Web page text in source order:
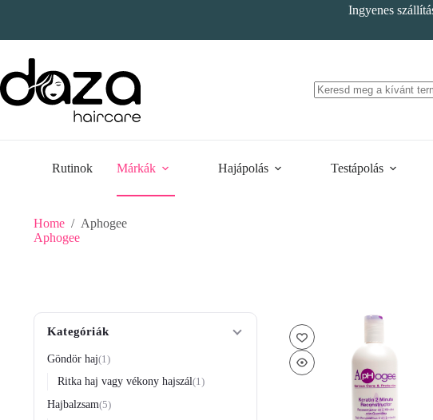
Ingyenes
Rutinok Márkák Hajápolás Testápolás
Home / Aphogee
Aphogee
Kategóriák
Göndör haj 1
Ritka haj vagy vékony hajszál 1
Hajbalzsam 5